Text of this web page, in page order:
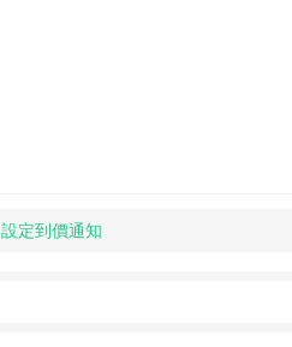
設定到價通知